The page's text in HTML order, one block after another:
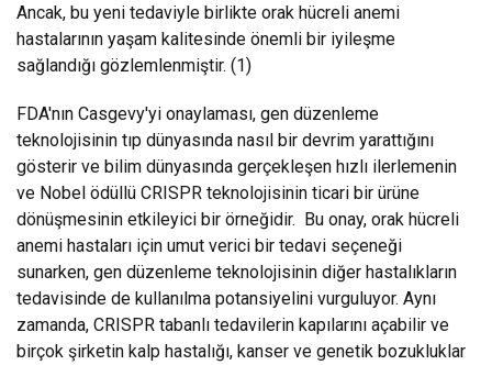
Ancak, bu yeni tedaviyle birlikte orak hücreli anemi
hastalarının yaşam kalitesinde önemli bir iyileşme
sağlandığı gözlemlenmiştir. (1)
FDA'nın Casgevy'yi onaylaması, gen düzenleme
teknolojisinin tıp dünyasında nasıl bir devrim yarattığını
gösterir ve bilim dünyasında gerçekleşen hızlı ilerlemenin
ve Nobel ödüllü CRISPR teknolojisinin ticari bir ürüne
dönüşmesinin etkileyici bir örneğidir. Bu onay, orak hücreli
anemi hastaları için umut verici bir tedavi seçeneği
sunarken, gen düzenleme teknolojisinin diğer hastalıkların
tedavisinde de kullanılma potansiyelini vurguluyor. Aynı
zamanda, CRISPR tabanlı tedavilerin kapılarını açabilir ve
birçok şirketin kalp hastalığı, kanser ve genetik bozukluklar